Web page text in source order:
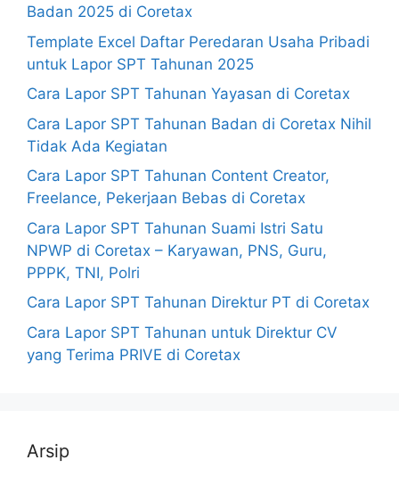
Badan 2025 di Coretax
Template Excel Daftar Peredaran Usaha Pribadi
untuk Lapor SPT Tahunan 2025
Cara Lapor SPT Tahunan Yayasan di Coretax
Cara Lapor SPT Tahunan Badan di Coretax Nihil
Tidak Ada Kegiatan
Cara Lapor SPT Tahunan Content Creator,
Freelance, Pekerjaan Bebas di Coretax
Cara Lapor SPT Tahunan Suami Istri Satu
NPWP di Coretax – Karyawan, PNS, Guru,
PPPK, TNI, Polri
Cara Lapor SPT Tahunan Direktur PT di Coretax
Cara Lapor SPT Tahunan untuk Direktur CV
yang Terima PRIVE di Coretax
Arsip